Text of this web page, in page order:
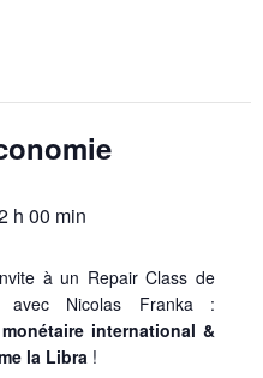
h 00 min
à un Repair Class de
avec Nicolas Franka :
international &
la Libra !